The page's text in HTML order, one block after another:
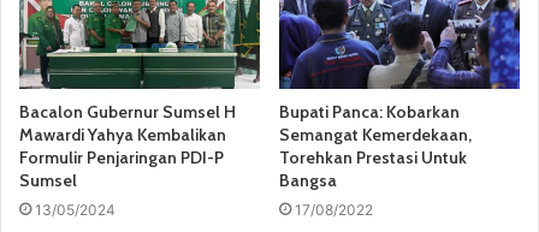
Bacalon Gubernur Sumsel H
Mawardi Yahya Kembalikan
Formulir Penjaringan PDI-P
Sumsel
13/05/2024
Bupati Panca: Kobarkan
Semangat Kemerdekaan,
Torehkan Prestasi Untuk
Bangsa
17/08/2022